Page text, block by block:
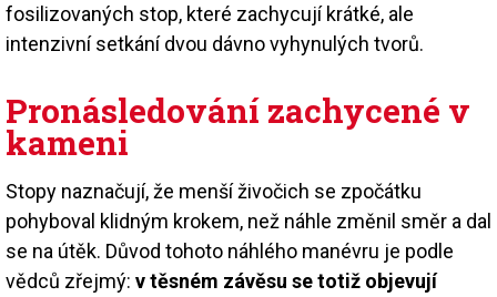
fosilizovaných stop, které zachycují krátké, ale
intenzivní setkání dvou dávno vyhynulých tvorů.
Pronásledování zachycené v
kameni
Stopy naznačují, že menší živočich se zpočátku
pohyboval klidným krokem, než náhle změnil směr a dal
se na útěk. Důvod tohoto náhlého manévru je podle
vědců zřejmý: v těsném závěsu se totiž objevují